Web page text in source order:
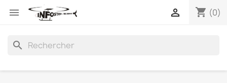
 shopping_cart (0)

search